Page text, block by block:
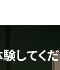
してくだ